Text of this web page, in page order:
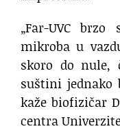
„Far-UVC
mikroba u
skoro do nule,
suštini jednako
kaže biofizičar
centra